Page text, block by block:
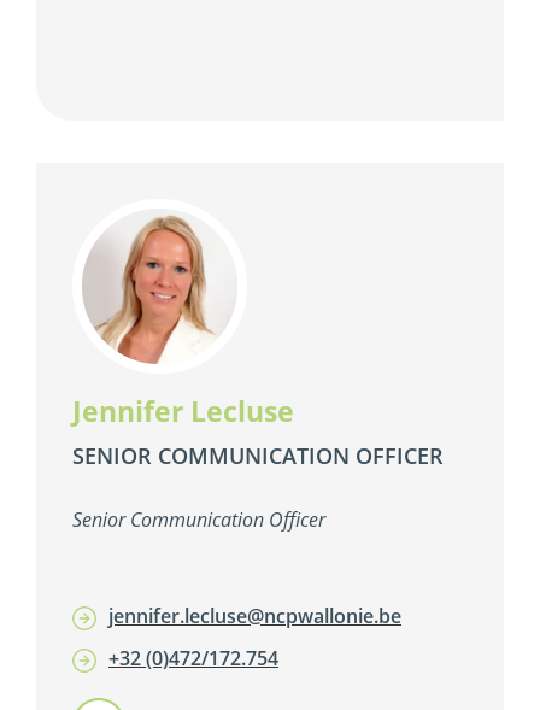
Jennifer Lecluse
SENIOR COMMUNICATION OFFICER
Senior Communication Officer
jennifer.lecluse@ncpwallonie.be
+32 (0)472/172.754